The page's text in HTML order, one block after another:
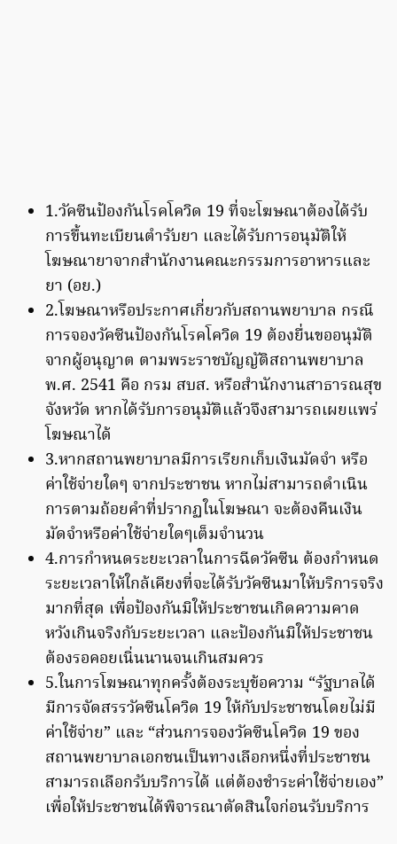
1.วัคซีนป้องกันโรคโควิด 19 ที่จะโฆษณาต้องได้รับ
การขึ้นทะเบียนตำรับยา และได้รับการอนุมัติให้
โฆษณายาจากสำนักงานคณะกรรมการอาหารและ
ยา (อย.)
2.โฆษณาหรือประกาศเกี่ยวกับสถานพยาบาล กรณี
การจองวัคซีนป้องกันโรคโควิด 19 ต้องยื่นขออนุมัติ
จากผู้อนุญาต ตามพระราชบัญญัติสถานพยาบาล
พ.ศ. 2541 คือ กรม สบส. หรือสำนักงานสาธารณสุข
จังหวัด หากได้รับการอนุมัติแล้วจึงสามารถเผยแพร่
โฆษณาได้
3.หากสถานพยาบาลมีการเรียกเก็บเงินมัดจำ หรือ
ค่าใช้จ่ายใดๆ จากประชาชน หากไม่สามารถดำเนิน
การตามถ้อยคำที่ปรากฏในโฆษณา จะต้องคืนเงิน
มัดจำหรือค่าใช้จ่ายใดๆเต็มจำนวน
4.การกำหนดระยะเวลาในการฉีดวัคซีน ต้องกำหนด
ระยะเวลาให้ใกล้เคียงที่จะได้รับวัคซีนมาให้บริการจริง
มากที่สุด เพื่อป้องกันมิให้ประชาชนเกิดความคาด
หวังเกินจริงกับระยะเวลา และป้องกันมิให้ประชาชน
ต้องรอคอยเนิ่นนานจนเกินสมควร
5.ในการโฆษณาทุกครั้งต้องระบุข้อความ “รัฐบาลได้
มีการจัดสรรวัคซีนโควิด 19 ให้กับประชาชนโดยไม่มี
ค่าใช้จ่าย” และ “ส่วนการจองวัคซีนโควิด 19 ของ
สถานพยาบาลเอกชนเป็นทางเลือกหนึ่งที่ประชาชน
สามารถเลือกรับบริการได้ แต่ต้องชำระค่าใช้จ่ายเอง”
เพื่อให้ประชาชนได้พิจารณาตัดสินใจก่อนรับบริการ